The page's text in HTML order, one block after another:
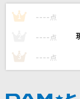
須田景凪
[生音]朝が来
秦 基博
Official髭男dism
1 ---- 点
---- 点
3 ---- 点